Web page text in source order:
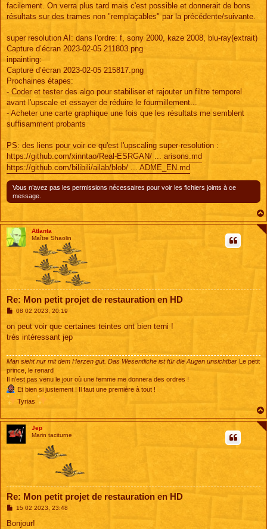
facilement. On verra plus tard mais c'est possible et donnerait de bons
résultats sur des trames non "remplaçables" par la précédente/suivante.
super resolution AI: dans l'ordre: f, sony 2000, kaze 2008, blu-ray(extrait)
Capture d’écran 2023-02-05 211803.png
inpainting:
Capture d’écran 2023-02-05 215817.png
Prochaines étapes:
- Coder et tester des algo pour stabiliser et rajouter un filtre temporel
avant l'upscale et essayer de réduire le fourmillement...
- Acheter une carte graphique une fois que les résultats me semblent
suffisamment probants
PS: des liens pour voir ce qu'est l'upscaling super-resolution :
https://github.com/xinntao/Real-ESRGAN/ ... arisons.md
https://github.com/bilibili/ailab/blob/ ... ADME_EN.md
Vous n’avez pas les permissions nécessaires pour voir les fichiers joints à ce
message.
Atlanta
Maître Shaolin
Re: Mon petit projet de restauration en HD
M
s
a
08 02 2023, 20:19
on peut voir que certaines teintes ont bien terni !
très intéressant jep
Man sieht nur mit dem Herzen gut. Das Wesentliche ist für die Augen unsichtbar Le petit
prince, le renard
Il n'est pas venu le jour où une femme me donnera des ordres !
Et bien si justement ! Il faut une première à tout !
Tyrias
Jep
Marin taciturne
Re: Mon petit projet de restauration en HD
M
s
15 02 2023, 23:48
Bonjour!